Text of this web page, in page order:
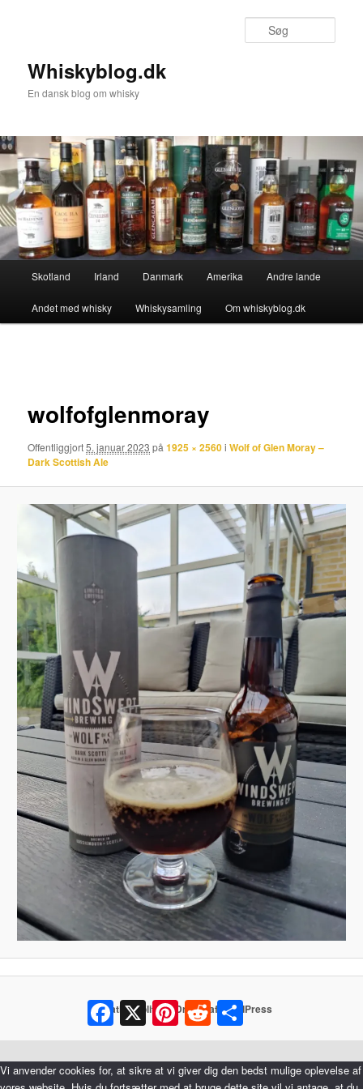
Whiskyblog.dk
En dansk blog om whisky
Skotland Irland Danmark Amerika Andre lande
Andet med whisky Whiskysamling Om whiskyblog.dk
wolfofglenmoray
Offentliggjort5. januar 2023 på1925 × 2560iWolf of Glen Moray –
Dark Scottish Ale
Privatlivspolitik Drevet af WordPress
Facebook
X PinterestReddit Share
Vi anvender cookies for, at sikre at vi giver dig den bedst mulige oplevelse af